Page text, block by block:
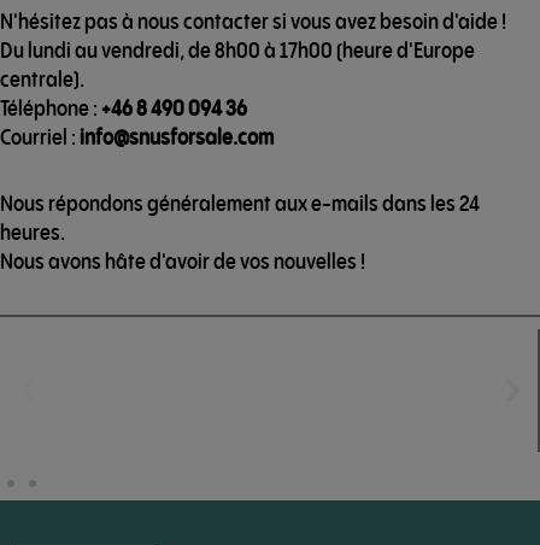
N'hésitez pas à nous contacter si vous avez besoin d'aide !
Du lundi au vendredi, de 8h00 à 17h00 (heure d'Europe
centrale).
Téléphone :+46 8 490 094 36
Courriel :info@snusforsale.com
Nous répondons généralement aux e-mails dans les 24
heures.
Nous avons hâte d'avoir de vos nouvelles !